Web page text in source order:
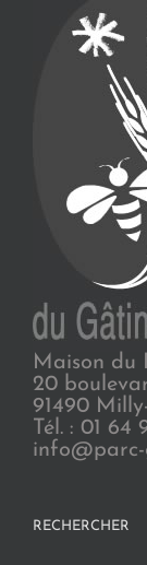
Maison du
20
91490
Tél. : 01 64
RECHERCHER